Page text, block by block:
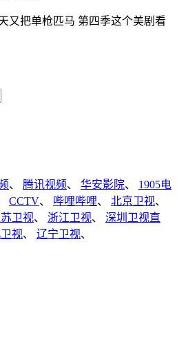
又把单枪匹马 第四季这个美剧看
、 腾讯视频、 华安影院、 1905电
CCTV、 哔哩哔哩、 北京卫视、
卫视、 浙江卫视、 深圳卫视直
视、 辽宁卫视、